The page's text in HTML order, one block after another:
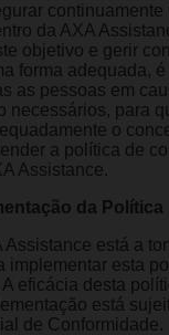
continuamente
da AXA
objetivo e gerir
forma adequada,
as pessoas em
necessários, para
o
a política de
Assistance.
da Política
Assistance está a
implementar esta
eficácia desta
está
de Conformidade.